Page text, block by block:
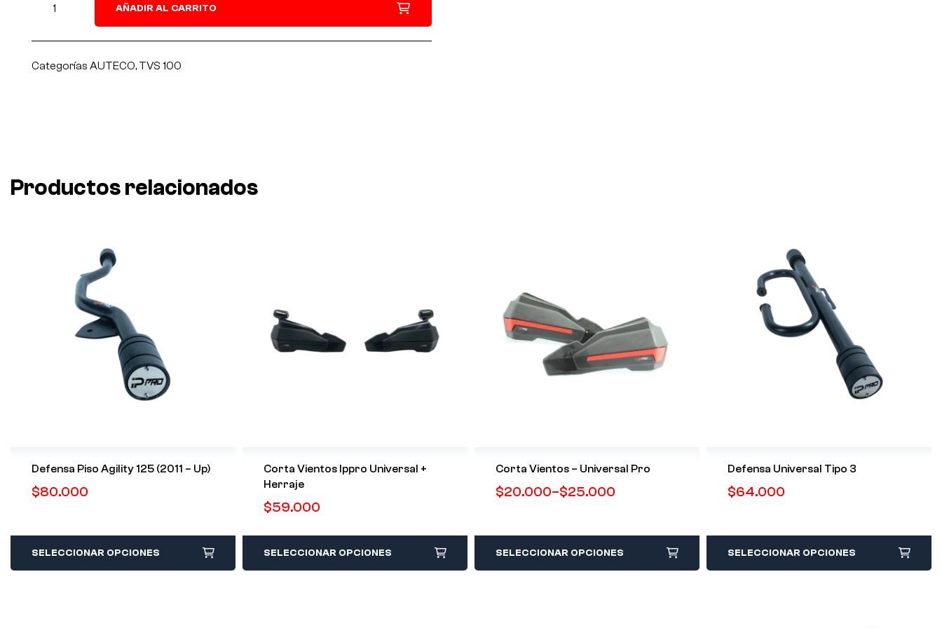
AÑADIR AL CARRITO
Categorías AUTECO, TVS 100
Productos relacionados
Defensa Piso Agility 125 (2011 – Up)
$80.000
SELECCIONAR OPCIONES
Corta Vientos Ippro Universal +
Herraje
$59.000
SELECCIONAR OPCIONES
Corta Vientos – Universal Pro
$20.000–$25.000
SELECCIONAR OPCIONES
Defensa Universal Tipo 3
$64.000
SELECCIONAR OPCIONES